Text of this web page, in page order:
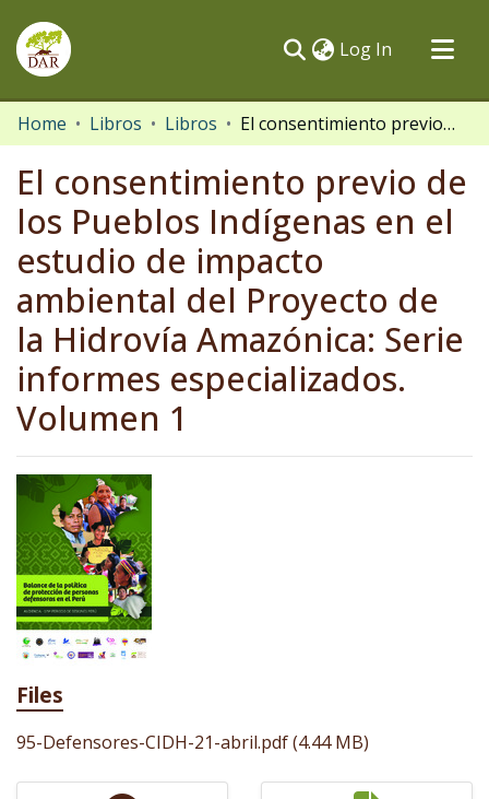
Log In (current)
Communities & Collections
All of DSpace
Statistics
Home Libros Libros El consentimiento previo de los Pueblos Indígenas en el estudio de impacto ambiental del Proyecto de la Hidrovía Amazónica: Serie informes especializados. Volumen 1
El consentimiento previo de
los Pueblos Indígenas en el
estudio de impacto
ambiental del Proyecto de
la Hidrovía Amazónica: Serie
informes especializados.
Volumen 1
Files
95-Defensores-CIDH-21-abril.pdf(4.44 MB)